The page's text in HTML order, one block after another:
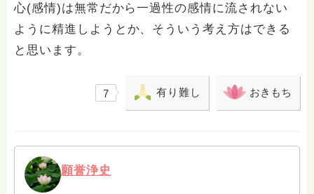
心(感情)は無常だから一過性の感情に流されない
ように精進しようとか、そういう考え方はできる
と思います。
7 有り難し おきもち
願誉浄史